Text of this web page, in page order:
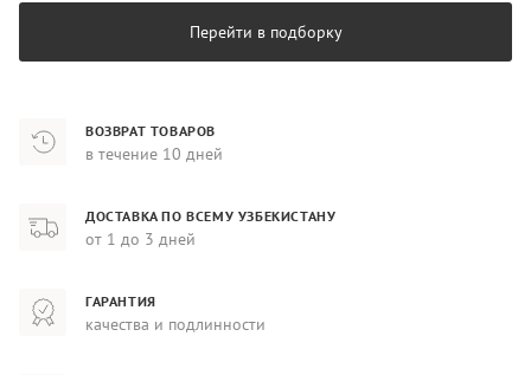
Перейти в подборку
ВОЗВРАТ ТОВАРОВ
в течение 10 дней
ДОСТАВКА ПО ВСЕМУ УЗБЕКИСТАНУ
от 1 до 3 дней
ГАРАНТИЯ
качества и подлинности